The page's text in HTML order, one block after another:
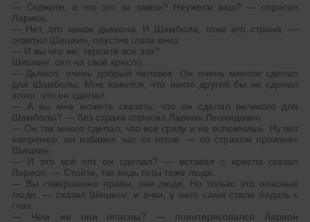
— Скажите, а что это за замок? Неужели ваш? — спросил
Ларион.
— Нет, это замок дьявола. И Шамбола, тоже его страна. —
ответил Шишкин, опустив глаза вниз.
— И вы что же, терпите всё это?
Шишкин, сел на своё кресло.
— Дьявол, очень добрый человек. Он очень многое сделал
для Шамболы. Мне кажется, что никто другой бы не сделал
этого, что он сделал.
— А вы мне можете сказать, что он сделал великого для
Шамболы? — без страха спросил Ларион Леонидович.
— Он так много сделал, что всё сразу и не вспомнишь. Ну вот
например, он избавил нас от готов. — со страхом произнёс
Шишкин.
— И это всё что он сделал? — вставая с кресла сказал
Ларион. — Стойте, так ведь готы тоже люди.
— Вы совершенно правы, они люди. Но только это опасные
люди. — сказал Шишкин, и очки, у него сами стали падать с
глаз.
— Чем же они опасны? — поинтересовался Ларион